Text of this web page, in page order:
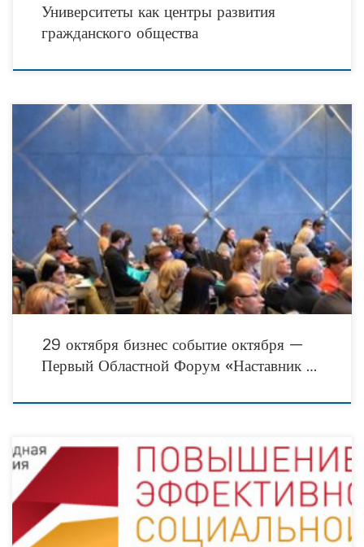
Университеты как центры развития
гражданского общества
Приглашаем на бизнес событие октября! 29 октября впервые в
Волгограде Центр «Дело» и Администрация Волгоградской области проводят
Первый Областной Бизнес Форум «Наставник-2019». На открытой площадке
соберутся представители
29 октября бизнес событие октября —
Первый Областной Форум «Наставник …
Generation D: Социальные вызовы нового времени Социальной рекламе —
быть! В век технологий и инноваций по-прежнему важно оставаться человеком,